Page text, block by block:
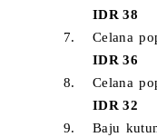
IDR 38
Celana
IDR 36
Celana
IDR 32
Baju